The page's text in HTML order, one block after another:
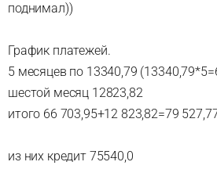
поднимал))
График платежей.
5 месяцев по 13340,79
шестой месяц 12823,82
итого 66 703,95+12 823,82=79
из них кредит 75540,0